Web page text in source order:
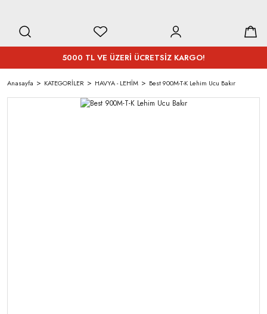
5000 TL VE ÜZERİ ÜCRETSİZ KARGO!
Anasayfa KATEGORİLER HAVYA - LEHİM Best 900M-T-K Lehim Ucu Bakır